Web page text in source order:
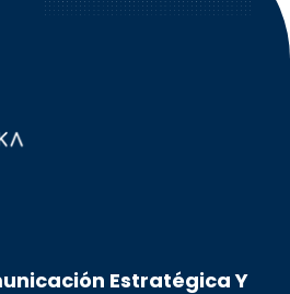
Estratégica Y